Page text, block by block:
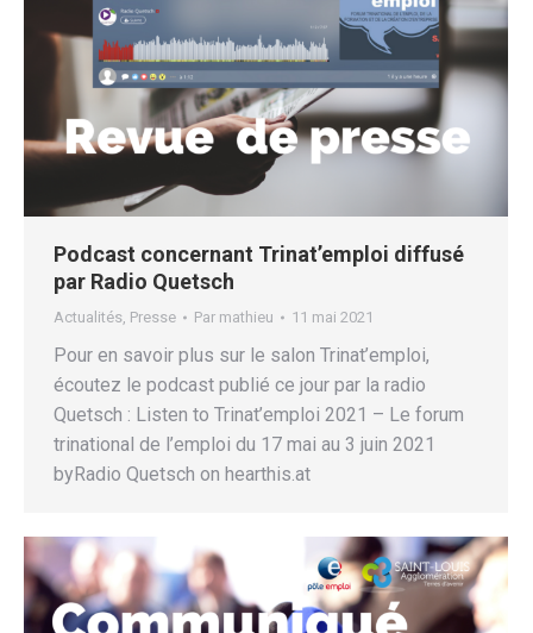
Podcast concernant Trinat’emploi diffusé
par Radio Quetsch
Actualités, Presse Par mathieu 11 mai 2021
Pour en savoir plus sur le salon Trinat’emploi,
écoutez le podcast publié ce jour par la radio
Quetsch : Listen to Trinat’emploi 2021 – Le forum
trinational de l’emploi du 17 mai au 3 juin 2021
byRadio Quetsch on hearthis.at